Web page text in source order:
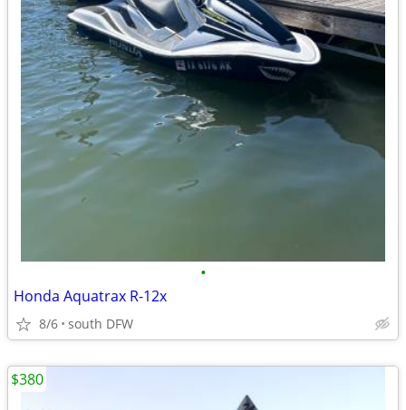
•
Honda Aquatrax R-12x
8/6 south DFW
$380